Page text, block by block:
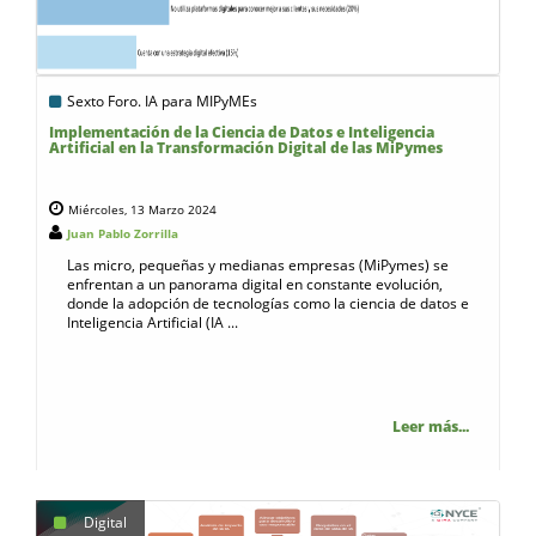
Sexto Foro. IA para MIPyMEs
Implementación de la Ciencia de Datos e Inteligencia
Artificial en la Transformación Digital de las MiPymes
Miércoles, 13 Marzo 2024
Juan Pablo Zorrilla
Las micro, pequeñas y medianas empresas (MiPymes) se
enfrentan a un panorama digital en constante evolución,
donde la adopción de tecnologías como la ciencia de datos e
Inteligencia Artificial (IA ...
Leer más...
Digital